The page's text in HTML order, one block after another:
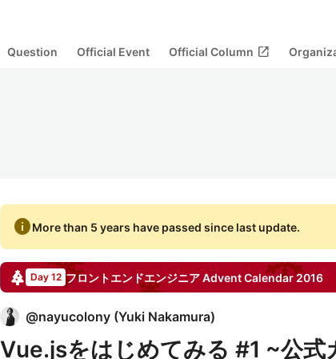
Question Official Event Official Column open_in_new
infoMore than 5 years have passed since last update.
Day 12 フロントエンドエンジニアAdvent Calendar2016
@nayucolony (Yuki Nakamura)
Vue.jsをはじめてみる #1 ~公式